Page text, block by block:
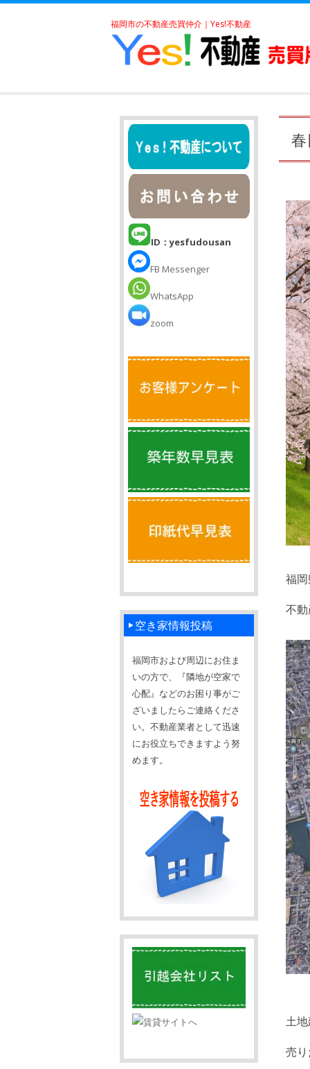
福岡市の不動産売買仲介｜Yes!不動産
福
不
土
売
ID：yesfudousan
FB Messenger
WhatsApp
zoom
空き家情報投稿
福岡市および周辺にお住ま
いの方で、『隣地が空家で
心配』などのお困り事がご
ざいましたらご連絡くださ
い。不動産業者として迅速
にお役立ちできますよう努
めます。